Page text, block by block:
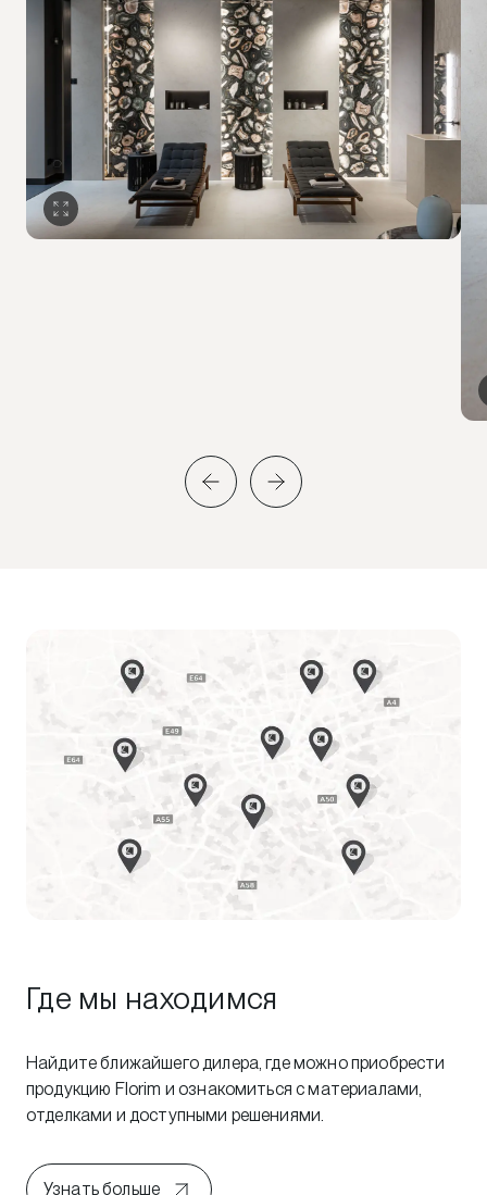
Где мы находимся
Найдите ближайшего дилера, где можно приобрести
продукцию Florim и ознакомиться с материалами,
отделками и доступными решениями.
Узнать больше